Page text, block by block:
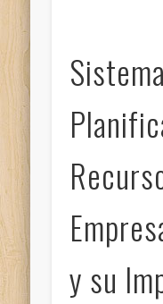
y su